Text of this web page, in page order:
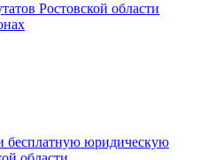
Ростовской области
бесплатную юридическую